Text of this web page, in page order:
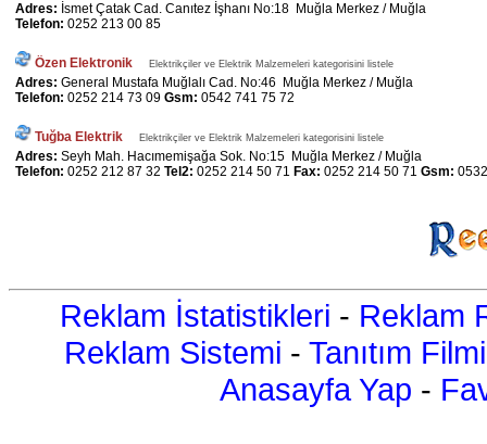
Adres: İsmet Çatak Cad. Canıtez İşhanı No:18 Muğla Merkez / Muğla
Telefon: 0252 213 00 85
Özen Elektronik Elektrikçiler ve Elektrik Malzemeleri kategorisini listele
Adres: General Mustafa Muğlalı Cad. No:46 Muğla Merkez / Muğla
Telefon: 0252 214 73 09 Gsm: 0542 741 75 72
Tuğba Elektrik Elektrikçiler ve Elektrik Malzemeleri kategorisini listele
Adres: Seyh Mah. Hacımemişağa Sok. No:15 Muğla Merkez / Muğla
Telefon: 0252 212 87 32 Tel2: 0252 214 50 71 Fax: 0252 214 50 71 Gsm:
Reklam İstatistikleri - Reklam
Reklam Sistemi - Tanıtım Filmi
Anasayfa Yap -